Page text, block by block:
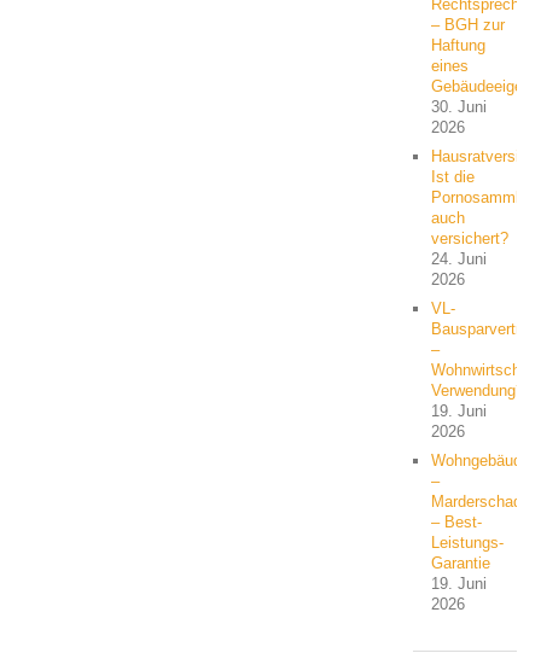
– BGH zur
Haftung
eines
30. Juni
2026
Ist die
auch
versichert?
24. Juni
2026
VL-
Bausparvertrag
–
Verwendung?
19. Juni
2026
Wohngebäude
–
Marderschaden
– Best-
Leistungs-
Garantie
19. Juni
2026